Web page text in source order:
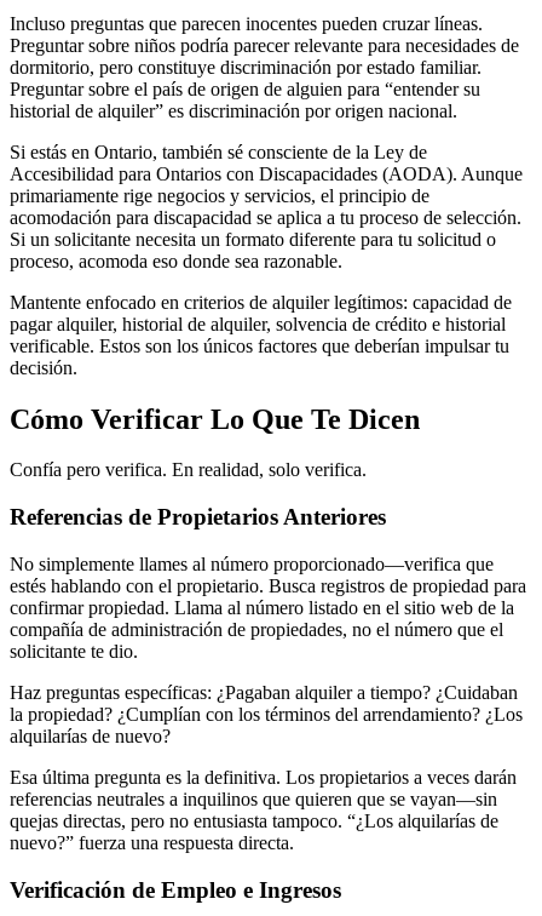
Incluso preguntas que parecen inocentes pueden cruzar líneas.
Preguntar sobre niños podría parecer relevante para necesidades de
dormitorio, pero constituye discriminación por estado familiar.
Preguntar sobre el país de origen de alguien para “entender su
historial de alquiler” es discriminación por origen nacional.
Si estás en Ontario, también sé consciente de la Ley de
Accesibilidad para Ontarios con Discapacidades (AODA). Aunque
primariamente rige negocios y servicios, el principio de
acomodación para discapacidad se aplica a tu proceso de selección.
Si un solicitante necesita un formato diferente para tu solicitud o
proceso, acomoda eso donde sea razonable.
Mantente enfocado en criterios de alquiler legítimos: capacidad de
pagar alquiler, historial de alquiler, solvencia de crédito e historial
verificable. Estos son los únicos factores que deberían impulsar tu
decisión.
Cómo Verificar Lo Que Te Dicen
Confía pero verifica. En realidad, solo verifica.
Referencias de Propietarios Anteriores
No simplemente llames al número proporcionado—verifica que
estés hablando con el propietario. Busca registros de propiedad para
confirmar propiedad. Llama al número listado en el sitio web de la
compañía de administración de propiedades, no el número que el
solicitante te dio.
Haz preguntas específicas: ¿Pagaban alquiler a tiempo? ¿Cuidaban
la propiedad? ¿Cumplían con los términos del arrendamiento? ¿Los
alquilarías de nuevo?
Esa última pregunta es la definitiva. Los propietarios a veces darán
referencias neutrales a inquilinos que quieren que se vayan—sin
quejas directas, pero no entusiasta tampoco. “¿Los alquilarías de
nuevo?” fuerza una respuesta directa.
Verificación de Empleo e Ingresos